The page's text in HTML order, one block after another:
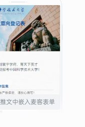
文中嵌入麦客表单